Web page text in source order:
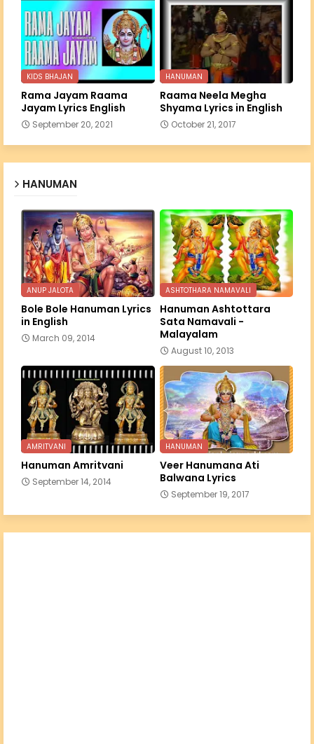
KIDS BHAJAN
Rama Jayam Raama
Jayam Lyrics English
September 20, 2021
HANUMAN
Raama Neela Megha
Shyama Lyrics in English
October 21, 2017
HANUMAN
ANUP JALOTA
Bole Bole Hanuman Lyrics
in English
March 09, 2014
ASHTOTHARA NAMAVALI
Hanuman Ashtottara
Sata Namavali -
Malayalam
August 10, 2013
AMRITVANI
Hanuman Amritvani
September 14, 2014
HANUMAN
Veer Hanumana Ati
Balwana Lyrics
September 19, 2017